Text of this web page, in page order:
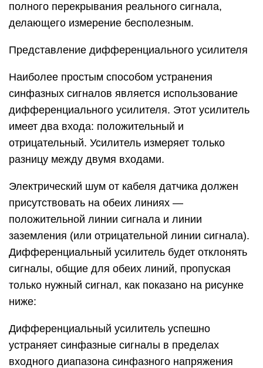
полного перекрывания реального сигнала,
делающего измерение бесполезным.
Представление дифференциального усилителя
Наиболее простым способом устранения
синфазных сигналов является использование
дифференциального усилителя. Этот усилитель
имеет два входа: положительный и
отрицательный. Усилитель измеряет только
разницу между двумя входами.
Электрический шум от кабеля датчика должен
присутствовать на обеих линиях —
положительной линии сигнала и линии
заземления (или отрицательной линии сигнала).
Дифференциальный усилитель будет отклонять
сигналы, общие для обеих линий, пропуская
только нужный сигнал, как показано на рисунке
ниже:
Дифференциальный усилитель успешно
устраняет синфазные сигналы в пределах
входного диапазона синфазного напряжения